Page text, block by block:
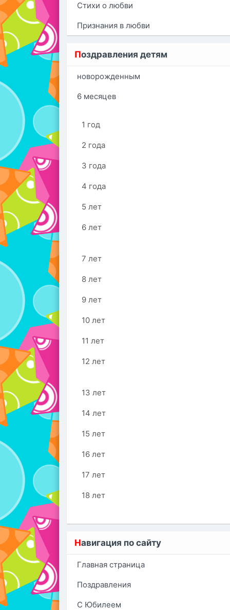
Стихи о любви
Признания в любви
Поздравления детям
новорожденным
6 месяцев
1 год
2 года
3 года
4 года
5 лет
6 лет
7 лет
8 лет
9 лет
10 лет
11 лет
12 лет
13 лет
14 лет
15 лет
16 лет
17 лет
18 лет
Навигация по сайту
Главная страница
Поздравления
С Юбилеем